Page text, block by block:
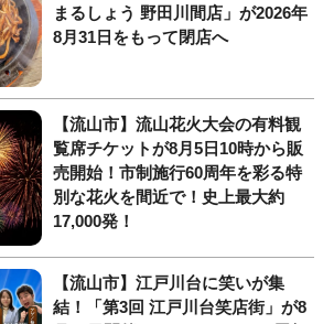
まるしょう 野田川間店」が2026年
8月31日をもって閉店へ
【流山市】流山花火大会の有料観
覧席チケットが8月5日10時から販
売開始！市制施行60周年を彩る特
別な花火を間近で！史上最大約
17,000発！
【流山市】江戸川台に笑いが集
結！「第3回 江戸川台笑店街」が8